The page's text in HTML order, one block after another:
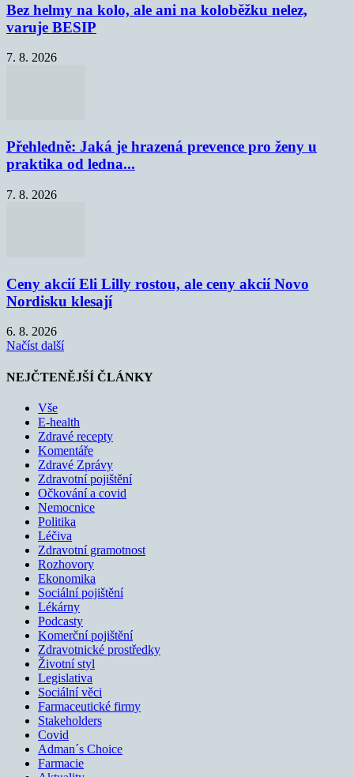
Bez helmy na kolo, ale ani na koloběžku nelez,
varuje BESIP
7. 8. 2026
Přehledně: Jaká je hrazená prevence pro ženy u
praktika od ledna...
7. 8. 2026
Ceny akcií Eli Lilly rostou, ale ceny akcií Novo
Nordisku klesají
6. 8. 2026
Načíst další
NEJČTENĚJŠÍ ČLÁNKY
Vše
E-health
Zdravé recepty
Komentáře
Zdravé Zprávy
Zdravotní pojištění
Očkování a covid
Nemocnice
Politika
Léčiva
Zdravotní gramotnost
Rozhovory
Ekonomika
Sociální pojištění
Lékárny
Podcasty
Komerční pojištění
Zdravotnické prostředky
Životní styl
Legislativa
Sociální věci
Farmaceutické firmy
Stakeholders
Covid
Adman´s Choice
Farmacie